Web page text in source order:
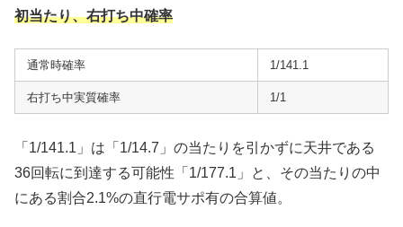
初当たり、右打ち中確率
通常時確率 1/141.1
右打ち中実質確率 1/1
「1/141.1」は「1/14.7」の当たりを引かずに天井である
36回転に到達する可能性「1/177.1」と、その当たりの中
にある割合2.1%の直行電サポ有の合算値。